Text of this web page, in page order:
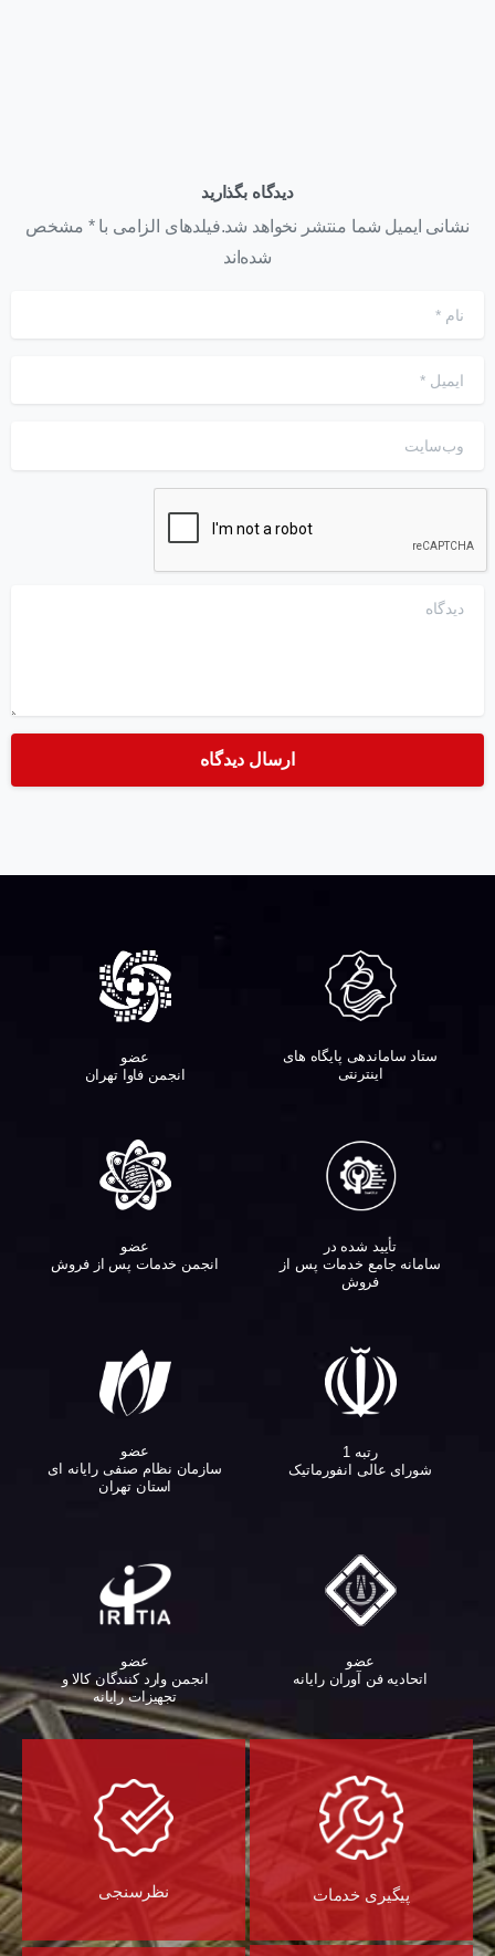
دیدگاه بگذارید
نشانی ایمیل شما منتشر نخواهد شد.فیلدهای الزامی با * مشخص
شده‌اند
*
ایمیل
وب‌سایت
دیدگاه
ستاد ساماندهی پایگاه های
اینترنتی
عضو
انجمن فاوا تهران
تأیید شده در
سامانه جامع خدمات پس از
فروش
عضو
انجمن خدمات پس از فروش
رتبه 1
شورای عالی انفورماتیک
عضو
سازمان نظام صنفی رایانه ای
استان تهران
عضو
اتحادیه فن آوران رایانه
عضو
انجمن وارد کنندگان کالا و
تجهیزات رایانه‌
پیگیری خدمات نظرسنجی